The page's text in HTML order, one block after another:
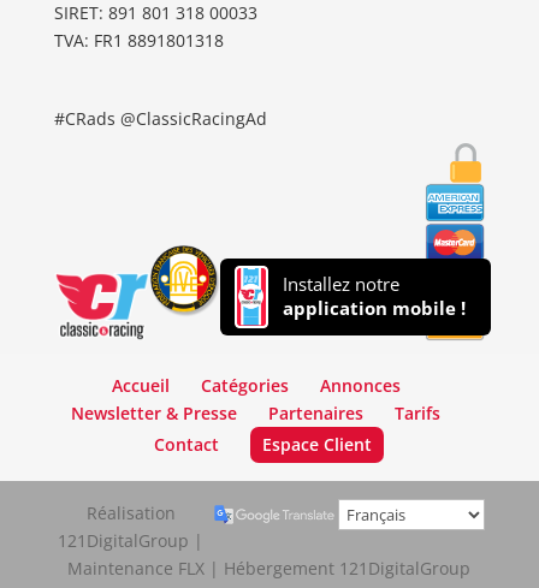
SIRET: 891 801 318 00033
TVA: FR1 8891801318
#CRads @ClassicRacingAd
Installez notre
application mobile !
Accueil Catégories
Annonces
Newsletter & Presse
Partenaires
Tarifs
Contact
Espace Client
Réalisation
121DigitalGroup |
Maintenance FLX | Hébergement 121DigitalGroup